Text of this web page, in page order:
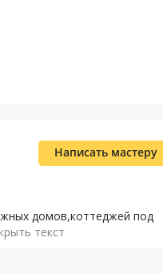
Написать мастеру
домов,коттеджей под
текст